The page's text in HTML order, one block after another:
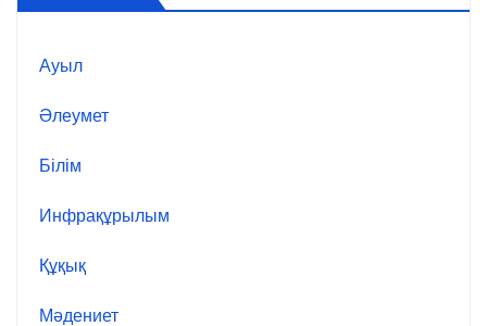
Ауыл
Әлеумет
Білім
Инфрақұрылым
Құқық
Мәдениет